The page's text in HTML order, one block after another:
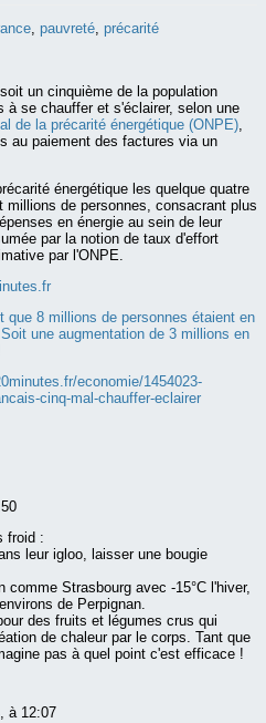
, pauvreté, précarité
un cinquième de la population
se chauffer et s'éclairer, selon une
de la précarité énergétique (ONPE),
au paiement des factures via un
énergétique les quelque quatre
de personnes, consacrant plus
en énergie au sein de leur
par la notion de taux d'effort
par l'ONPE.
que 8 millions de personnes étaient en
une augmentation de 3 millions en
economie/1454023-
cinq-mal-chauffer-eclairer
froid :
leur igloo, laisser une bougie
Strasbourg avec -15°C l'hiver,
de Perpignan.
des fruits et légumes crus qui
de chaleur par le corps. Tant que
pas à quel point c'est efficace !
à 12:07